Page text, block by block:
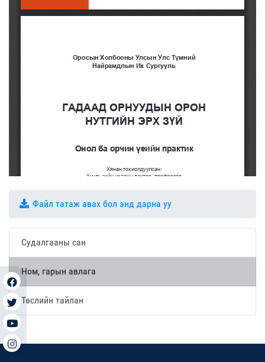
Файл татаж авах бол энд дарна уу
Судалгааны сан
Ном, гарын авлага
Төслийн тайлан